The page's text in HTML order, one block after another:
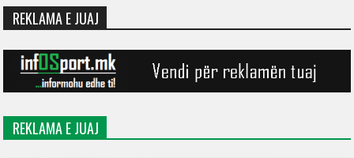
REKLAMA E JUAJ
REKLAMA E JUAJ